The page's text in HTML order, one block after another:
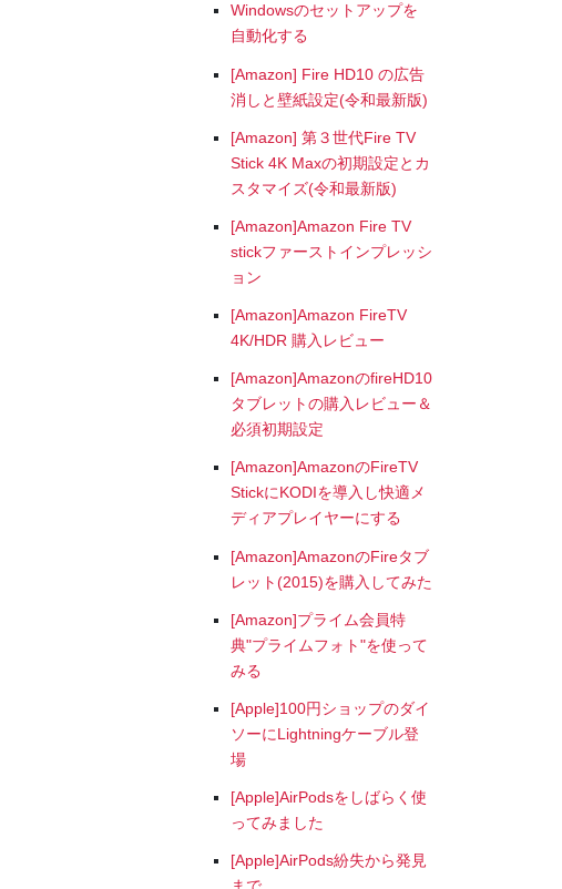
Windowsのセットアップを
自動化する
[Amazon] Fire HD10 の広告
消しと壁紙設定(令和最新版)
[Amazon] 第３世代Fire TV
Stick 4K Maxの初期設定とカ
スタマイズ(令和最新版)
[Amazon]Amazon Fire TV
stickファーストインプレッシ
ョン
[Amazon]Amazon FireTV
4K/HDR 購入レビュー
[Amazon]AmazonのfireHD10
タブレットの購入レビュー＆
必須初期設定
[Amazon]AmazonのFireTV
StickにKODIを導入し快適メ
ディアプレイヤーにする
[Amazon]AmazonのFireタブ
レット(2015)を購入してみた
[Amazon]プライム会員特
典"プライムフォト"を使って
みる
[Apple]100円ショップのダイ
ソーにLightningケーブル登
場
[Apple]AirPodsをしばらく使
ってみました
[Apple]AirPods紛失から発見